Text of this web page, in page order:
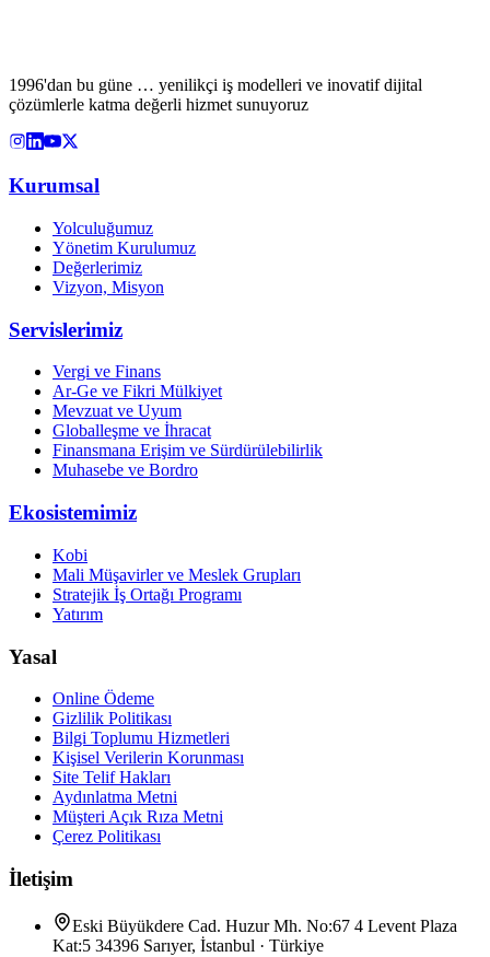
1996'dan bu güne … yenilikçi iş modelleri ve inovatif dijital
çözümlerle katma değerli hizmet sunuyoruz
Kurumsal
Yolculuğumuz
Yönetim Kurulumuz
Değerlerimiz
Vizyon, Misyon
Servislerimiz
Vergi ve Finans
Ar-Ge ve Fikri Mülkiyet
Mevzuat ve Uyum
Globalleşme ve İhracat
Finansmana Erişim ve Sürdürülebilirlik
Muhasebe ve Bordro
Ekosistemimiz
Kobi
Mali Müşavirler ve Meslek Grupları
Stratejik İş Ortağı Programı
Yatırım
Yasal
Online Ödeme
Gizlilik Politikası
Bilgi Toplumu Hizmetleri
Kişisel Verilerin Korunması
Site Telif Hakları
Aydınlatma Metni
Müşteri Açık Rıza Metni
Çerez Politikası
İletişim
Eski Büyükdere Cad. Huzur Mh. No:67 4 Levent Plaza
Kat:5 34396 Sarıyer, İstanbul · Türkiye